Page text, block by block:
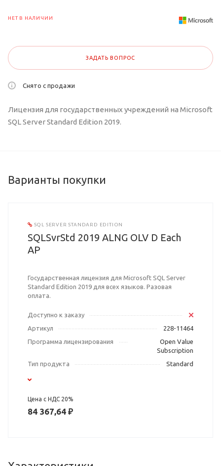
НЕТ В НАЛИЧИИ
ЗАДАТЬ ВОПРОС
Снято с продажи
Лицензия для государственных учреждений на Microsoft
SQL Server Standard Edition 2019.
Варианты покупки
SQL SERVER STANDARD EDITION
SQLSvrStd 2019 ALNG OLV D Each
AP
Государственная лицензия для Microsoft SQL Server
Standard Edition 2019 для всех языков. Разовая
оплата.
Доступно к заказу
Артикул
228-11464
Программа лицензирования
Open Value
Subscription
Тип продукта
Standard
Цена с НДС 20%
84 367,64 ₽